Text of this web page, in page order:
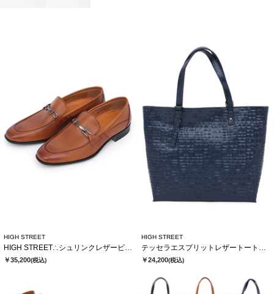
HIGH STREET
HIGH STREET∴シュリンクレザービットローファー
￥35,200(税込)
HIGH STREET
テッセラエスプリットレザートートバック
￥24,200(税込)